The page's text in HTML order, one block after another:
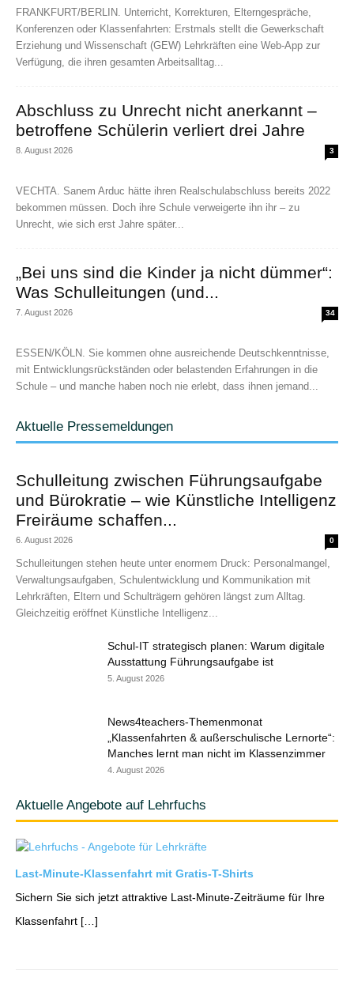
FRANKFURT/BERLIN. Unterricht, Korrekturen, Elterngespräche,
Konferenzen oder Klassenfahrten: Erstmals stellt die Gewerkschaft
Erziehung und Wissenschaft (GEW) Lehrkräften eine Web-App zur
Verfügung, die ihren gesamten Arbeitsalltag...
Abschluss zu Unrecht nicht anerkannt –
betroffene Schülerin verliert drei Jahre
8. August 2026 3
VECHTA. Sanem Arduc hätte ihren Realschulabschluss bereits 2022
bekommen müssen. Doch ihre Schule verweigerte ihn ihr – zu
Unrecht, wie sich erst Jahre später...
„Bei uns sind die Kinder ja nicht dümmer“:
Was Schulleitungen (und...
7. August 2026 34
ESSEN/KÖLN. Sie kommen ohne ausreichende Deutschkenntnisse,
mit Entwicklungsrückständen oder belastenden Erfahrungen in die
Schule – und manche haben noch nie erlebt, dass ihnen jemand...
Aktuelle Pressemeldungen
Schulleitung zwischen Führungsaufgabe
und Bürokratie – wie Künstliche Intelligenz
Freiräume schaffen...
6. August 2026 0
Schulleitungen stehen heute unter enormem Druck: Personalmangel,
Verwaltungsaufgaben, Schulentwicklung und Kommunikation mit
Lehrkräften, Eltern und Schulträgern gehören längst zum Alltag.
Gleichzeitig eröffnet Künstliche Intelligenz...
Schul-IT strategisch planen: Warum digitale
Ausstattung Führungsaufgabe ist
5. August 2026
News4teachers-Themenmonat
„Klassenfahrten & außerschulische Lernorte“:
Manches lernt man nicht im Klassenzimmer
4. August 2026
Aktuelle Angebote auf Lehrfuchs
Last-Minute-Klassenfahrt mit Gratis-T-Shirts
Sichern Sie sich jetzt attraktive Last-Minute-Zeiträume für Ihre
Klassenfahrt […]